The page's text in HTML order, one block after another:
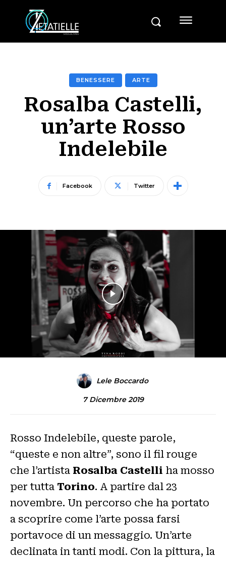
BENESSERE ARTE
Rosalba Castelli,
un’arte Rosso
Indelebile
Facebook Twitter
Lele Boccardo
7 Dicembre 2019
Rosso Indelebile, queste parole,
“queste e non altre”, sono il fil rouge
che l’artista Rosalba Castelli ha mosso
per tutta Torino. A partire dal 23
novembre. Un percorso che ha portato
a scoprire come l’arte possa farsi
portavoce di un messaggio. Un’arte
declinata in tanti modi. Con la pittura, la